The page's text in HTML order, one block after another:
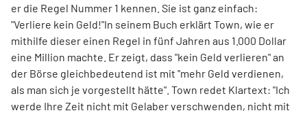
er die Regel Nummer 1 kennen. Sie ist ganz einfach:
"Verliere kein Geld!"In seinem Buch erklärt Town, wie er
mithilfe dieser einen Regel in fünf Jahren aus 1.000 Dollar
eine Million machte. Er zeigt, dass "kein Geld verlieren" an
der Börse gleichbedeutend ist mit "mehr Geld verdienen,
als man sich je vorgestellt hätte". Town redet Klartext: "Ich
werde Ihre Zeit nicht mit Gelaber verschwenden, nicht mit